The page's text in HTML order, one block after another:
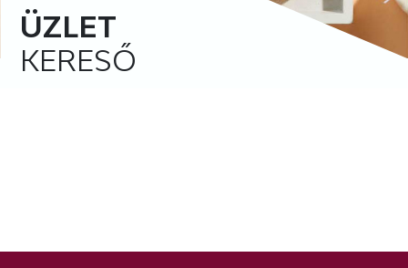
ÜZLET
KERESŐ